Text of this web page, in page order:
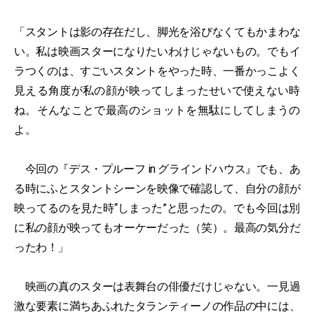
「スタントは影の存在だし、脚光を浴びなくてもかまわな
い。私は映画スターになりたいわけじゃないもの。でもイ
ラつくのは、すごいスタントをやった時、一番かっこよく
見える角度が私の顔が映ってしまったせいで使えない時
ね。そんなことで最高のショットを無駄にしてしまうの
よ。
今回の『デス・プルーフ in グラインドハウス』でも、あ
る時にふとスタントシーンを映像で確認して、自分の顔が
映ってるのを見た時“しまった”と思ったの。でも今回は別
に私の顔が映ってもオーケーだった（笑）。最高の気分だ
ったわ！」
映画の真のスターは表舞台の俳優だけじゃない。一見過
激な要素に満ちあふれたタランティーノの作品の中には、